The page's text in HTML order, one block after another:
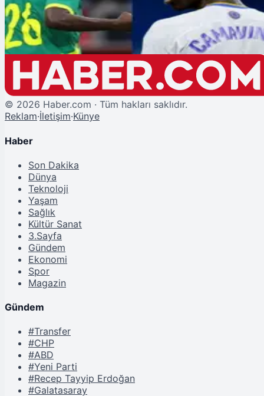
Galatasaray'da Orta Sahaya İki Panzer: Camavinga ve Gueye için
Basıldı!
© 2026 Haber.com · Tüm hakları saklıdır.
Reklam·İletişim·Künye
Haber
Son Dakika
Dünya
Teknoloji
Yaşam
Sağlık
Kültür Sanat
3.Sayfa
Gündem
Ekonomi
Spor
Magazin
Gündem
#Transfer
#CHP
#ABD
#Yeni Parti
#Recep Tayyip Erdoğan
#Galatasaray